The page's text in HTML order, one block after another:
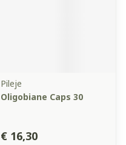
Pileje
Oligobiane Caps 30
€ 16,30